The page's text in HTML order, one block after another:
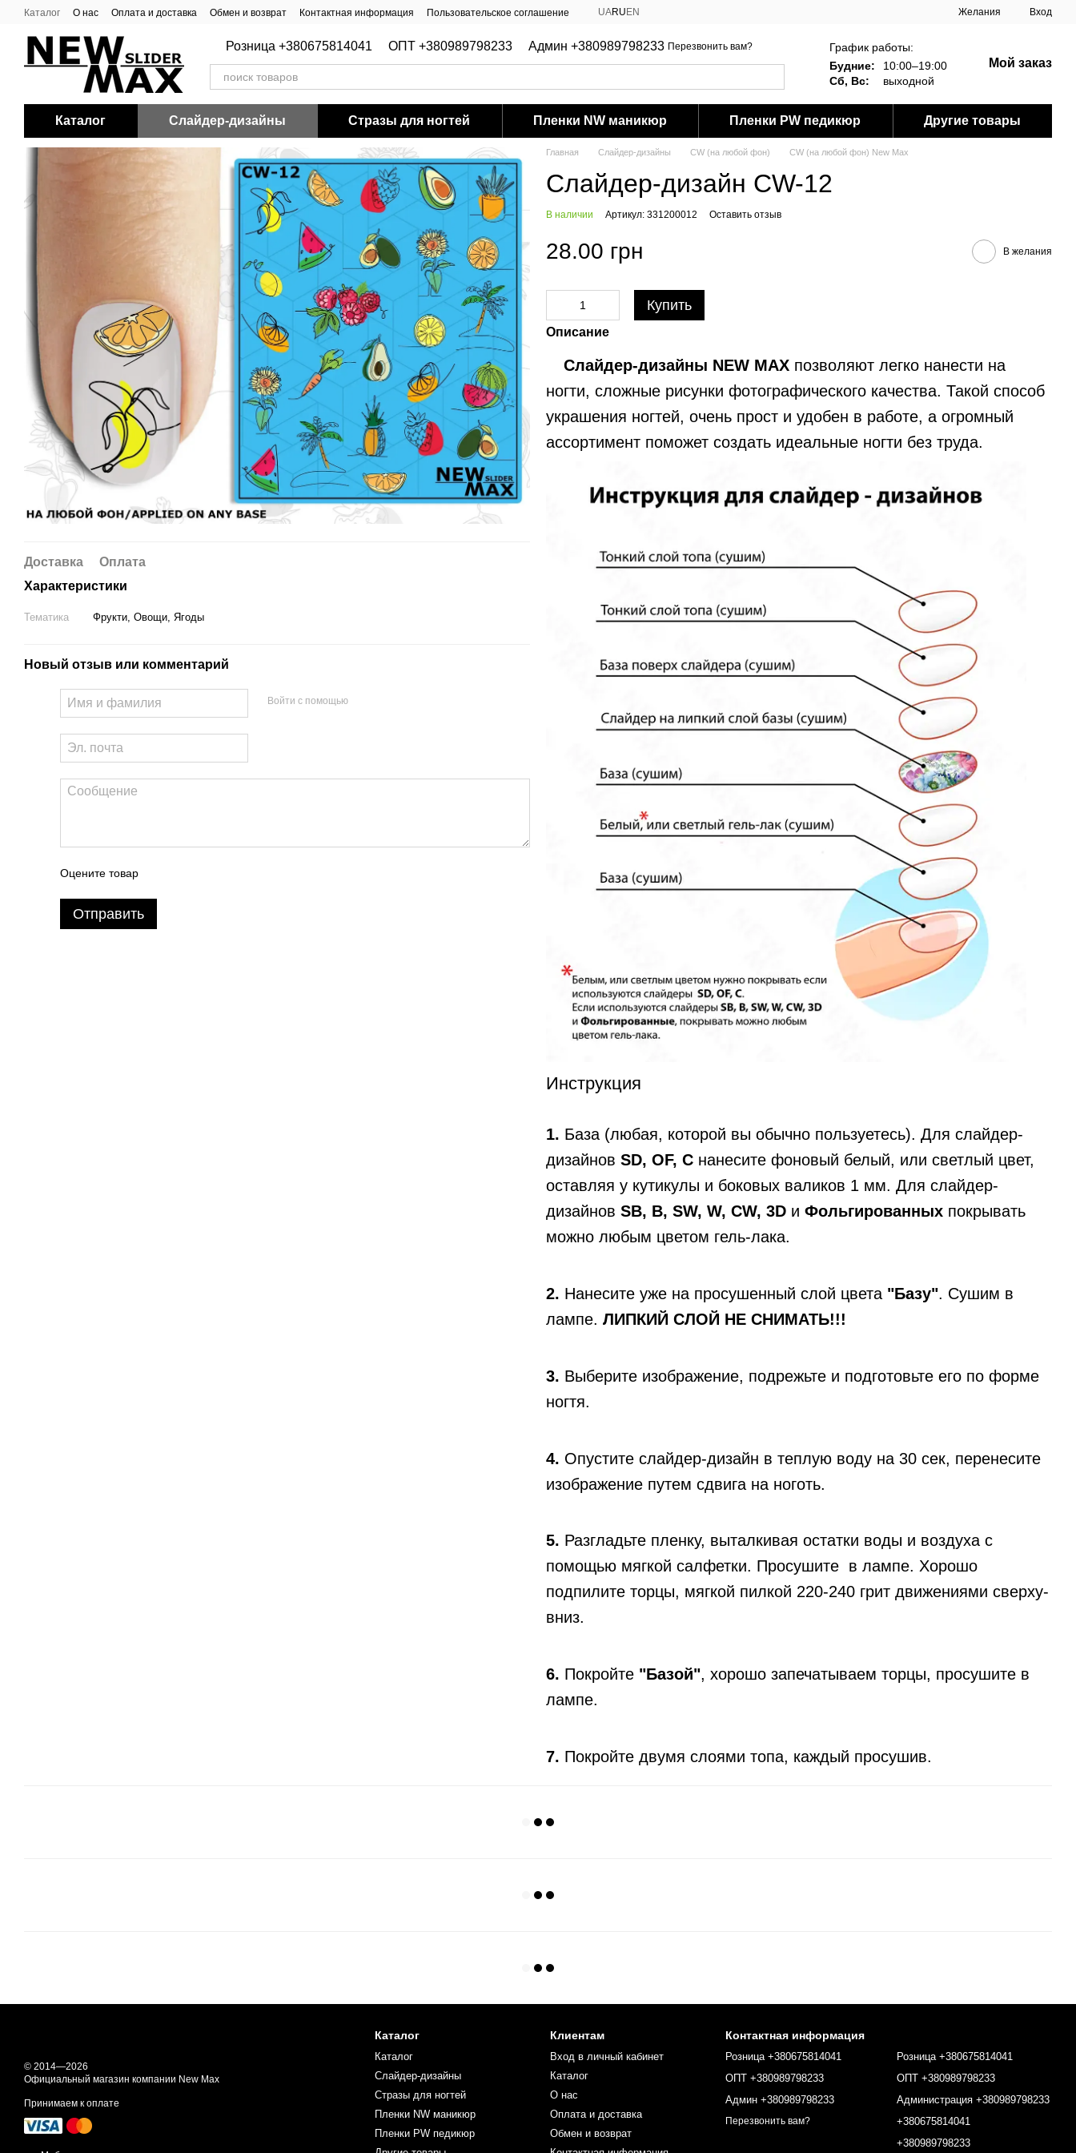
Перейти к основному контенту
Каталог О нас Оплата и доставка Обмен и возврат Контактная информация Пользовательское соглашение UARU EN Желания Вход
Розница +380675814041 ОПТ +380989798233 Админ +380989798233 Перезвонить вам?
График работы:
Будние:
10:00–19:00
Сб, Вс:
выходной
Мой заказ
Каталог Слайдер-дизайны Стразы для ногтей Пленки NW маникюр Пленки PW педикюр Другие товары
Доставка
Оплата
Характеристики
Тематика Фрукти, Овощи, Ягоды
Новый отзыв или комментарий
Войти с помощью
Оцените товар
Отправить
Главная Слайдер-дизайны CW (на любой фон) CW (на любой фон) New Max
Слайдер-дизайн CW-12
В наличии Артикул: 331200012 Оставить отзыв
28.00 грн В желания
Купить
Описание
Слайдер-дизайны NEW MAX позволяют легко нанести на
ногти, сложные рисунки фотографического качества. Такой способ
украшения ногтей, очень прост и удобен в работе, а огромный
ассортимент поможет создать идеальные ногти без труда.
Инструкция
1. База (любая, которой вы обычно пользуетесь). Для слайдер-
дизайнов SD, OF, C нанесите фоновый белый, или светлый цвет,
оставляя у кутикулы и боковых валиков 1 мм. Для слайдер-
дизайнов SB, B, SW, W, CW, 3D и Фольгированных покрывать
можно любым цветом гель-лака.
2. Нанесите уже на просушенный слой цвета "Базу". Сушим в
лампе. ЛИПКИЙ СЛОЙ НЕ СНИМАТЬ!!!
3. Выберите изображение, подрежьте и подготовьте его по форме
ногтя.
4. Опустите слайдер-дизайн в теплую воду на 30 сек, перенесите
изображение путем сдвига на ноготь.
5. Разгладьте пленку, выталкивая остатки воды и воздуха с
помощью мягкой салфетки. Просушите в лампе. Хорошо
подпилите торцы, мягкой пилкой 220-240 грит движениями сверху-
вниз.
6. Покройте "Базой", хорошо запечатываем торцы, просушите в
лампе.
7. Покройте двумя слоями топа, каждый просушив.
© 2014—2026
Официальный магазин компании New Max
Принимаем к оплате
Каталог
Каталог
Слайдер-дизайны
Стразы для ногтей
Пленки NW маникюр
Пленки PW педикюр
Клиентам
Вход в личный кабинет
Каталог
О нас
Оплата и доставка
Обмен и возврат
Контактная информация
Розница +380675814041
ОПТ +380989798233
Админ +380989798233
Перезвонить вам?
Розница +380675814041
ОПТ +380989798233
Администрация +380989798233
+380675814041
+380989798233